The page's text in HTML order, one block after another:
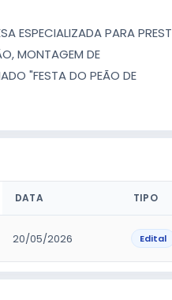
ESPECIALIZADA PARA
MONTAGEM DE
"FESTA DO PEÃO DE
DATA TIPO
20/05/2026 Edital